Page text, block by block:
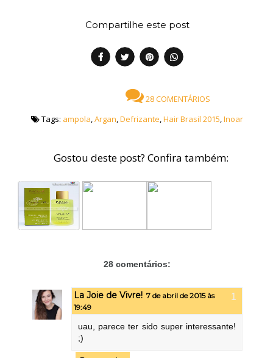
Compartilhe este post
28 COMENTÁRIOS
Tags: ampola,Argan,Defrizante,Hair Brasil 2015,Inoar
Gostou deste post? Confira também:
28 comentários:
La Joie de Vivre! 7 de abril de 2015 às
19:49
uau, parece ter sido super interessante!
;)